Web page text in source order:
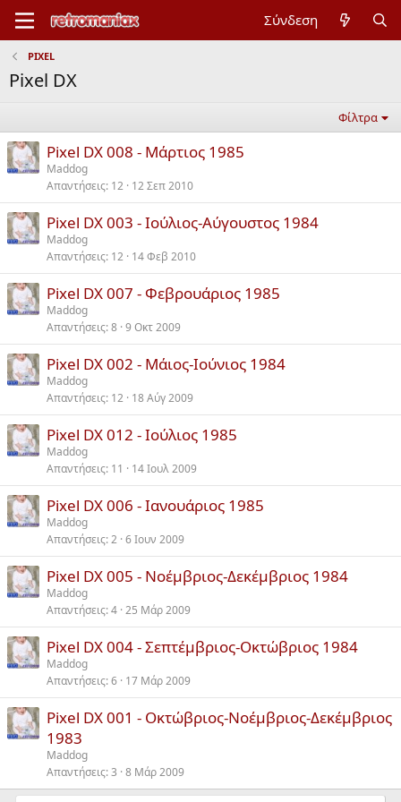
Σύνδεση
PIXEL
Pixel DX
Φίλτρα
Pixel DX 008 - Μάρτιος 1985
Maddog
Απαντήσεις 12 12 Σεπ 2010
Pixel DX 003 - Ιούλιος-Αύγουστος 1984
Maddog
Απαντήσεις 12 14 Φεβ 2010
Pixel DX 007 - Φεβρουάριος 1985
Maddog
Απαντήσεις 8 9 Οκτ 2009
Pixel DX 002 - Μάιος-Ιούνιος 1984
Maddog
Απαντήσεις 12 18 Αύγ 2009
Pixel DX 012 - Ιούλιος 1985
Maddog
Απαντήσεις 11 14 Ιουλ 2009
Pixel DX 006 - Ιανουάριος 1985
Maddog
Απαντήσεις 2 6 Ιουν 2009
Pixel DX 005 - Νοέμβριος-Δεκέμβριος 1984
Maddog
Απαντήσεις 4 25 Μάρ 2009
Pixel DX 004 - Σεπτέμβριος-Οκτώβριος 1984
Maddog
Απαντήσεις 6 17 Μάρ 2009
Pixel DX 001 - Οκτώβριος-Νοέμβριος-Δεκέμβριος
1983
Maddog
Απαντήσεις 3 8 Μάρ 2009